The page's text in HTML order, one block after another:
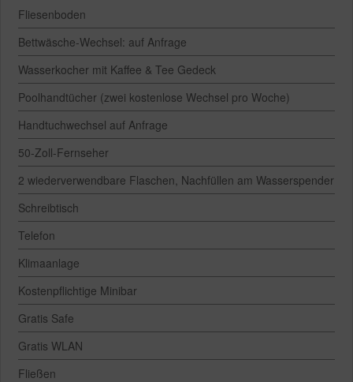
Fliesenboden
Bettwäsche-Wechsel: auf Anfrage
Wasserkocher mit Kaffee & Tee Gedeck
Poolhandtücher (zwei kostenlose Wechsel pro Woche)
Handtuchwechsel auf Anfrage
50-Zoll-Fernseher
2 wiederverwendbare Flaschen, Nachfüllen am Wasserspender
Schreibtisch
Telefon
Klimaanlage
Kostenpflichtige Minibar
Gratis Safe
Gratis WLAN
Fließen